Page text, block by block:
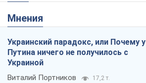
Мнения
Украинский парадокс, или Почему у
Путина ничего не получилось с
Украиной
Виталий Портников 17,2 т.